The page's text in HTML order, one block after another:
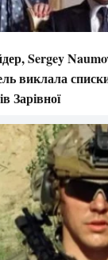
Sergey
виклала
Зарівної